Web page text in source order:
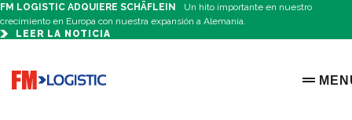
FM LOGISTIC ADQUIERE SCHÄFLEIN
Un hito importante en nuestro
crecimiento en Europa con nuestra expansión a Alemania.
LEER LA NOTICIA
Go to home page
OPEN